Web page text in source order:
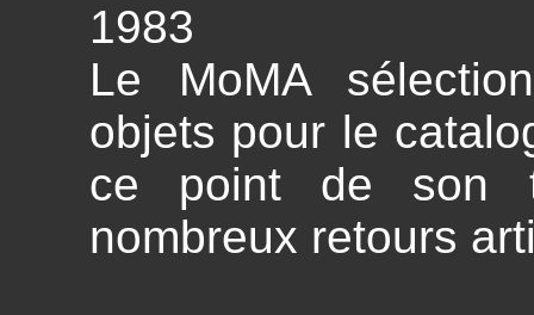
1983
Le MoMA
objets pour le
ce point de son
nombreux retours